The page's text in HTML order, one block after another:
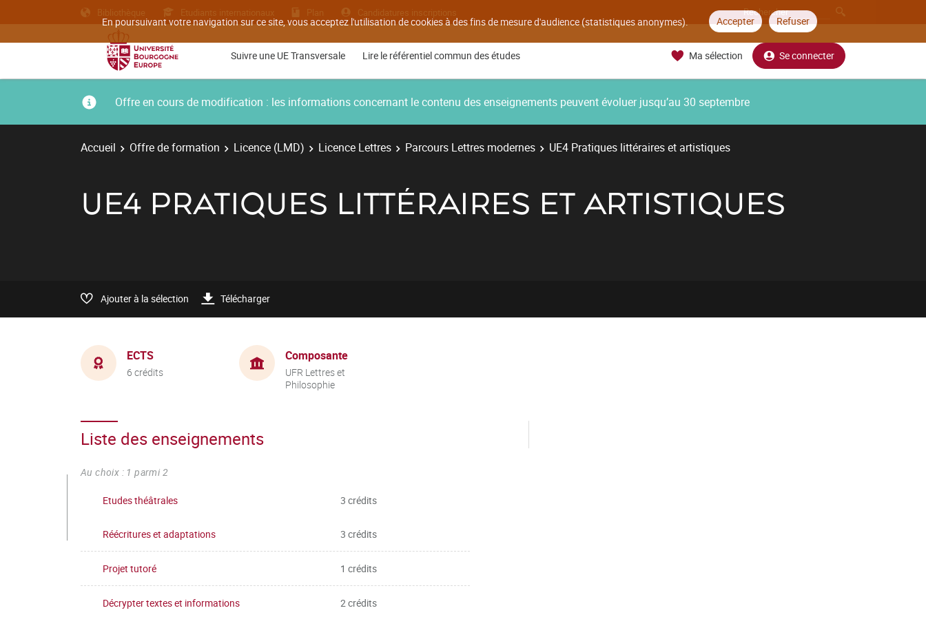
En poursuivant votre navigation sur ce site, vous acceptez l'utilisation de cookies à des fins de mesure d'audience (statistiques anonymes). Accepter Refuser
Bibliothèque Etudiants internationaux Plan Candidatures inscriptions
Suivre une UE Transversale Lire le référentiel commun des études Ma sélection Se connecter
Offre en cours de modification : les informations concernant le contenu des enseignements peuvent évoluer jusqu’au 30 septembre
Accueil Offre de formation Licence (LMD) Licence Lettres Parcours Lettres modernes UE4 Pratiques littéraires et artistiques
UE4 PRATIQUES LITTÉRAIRES ET ARTISTIQUES
Ajouter à la sélection Télécharger
ECTS
6 crédits
Composante
UFR Lettres et
Philosophie
Liste des enseignements
Au choix : 1 parmi 2
Etudes théâtrales 3 crédits
Réécritures et adaptations 3 crédits
Projet tutoré 1 crédits
Décrypter textes et informations 2 crédits